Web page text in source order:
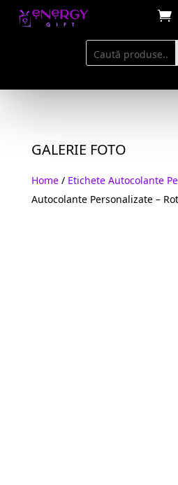
GALERIE FOTO
Home/ Etichete Autocolante
Autocolante Personalizate –